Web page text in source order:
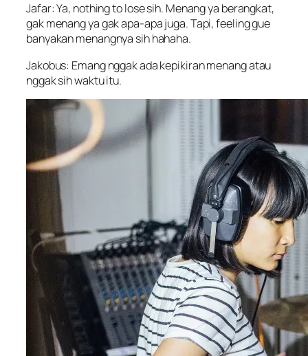
Jafar: Ya, nothing to losesih. Menang ya berangkat,
gak menang ya gak apa-apa juga. Tapi,feelinggue
banyakan menangnya sih hahaha.
Jakobus: Emang nggak ada kepikiran menang atau
nggak sih waktu itu.